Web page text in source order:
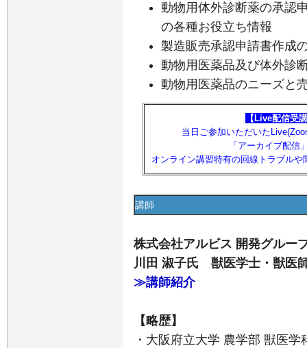
動物用体外診断薬の承認
の各種お役立ち情報
製造販売承認申請書作成
動物用医薬品及び体外診
動物用医薬品のニーズと
【Live配信受
当日ご参加いただいた
「アーカイブ配信
オンライン講習特有の回線トラブル
講師
株式会社アルビス 開発グルー
川田 淑子氏 獣医学士・獣医
≫講師紹介
【略歴】
・大阪府立大学 農学部 獣医